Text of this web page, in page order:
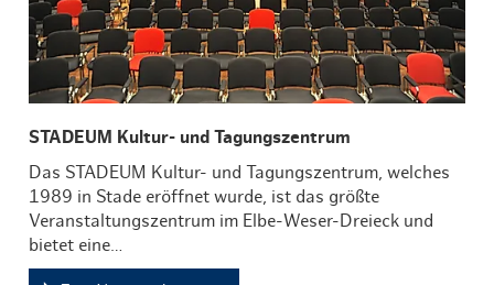
STADEUM Kultur- und Tagungszentrum
Das STADEUM Kultur- und Tagungszentrum, welches
1989 in Stade eröffnet wurde, ist das größte
Veranstaltungszentrum im Elbe-Weser-Dreieck und
bietet eine…